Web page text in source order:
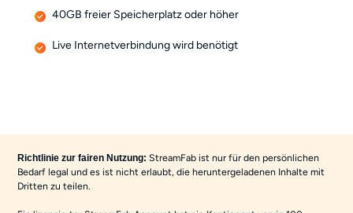
40GB freier Speicherplatz oder höher
Live Internetverbindung wird benötigt
Richtlinie zur fairen Nutzung:StreamFab ist nur für den persönlichen
Bedarf legal und es ist nicht erlaubt, die heruntergeladenen Inhalte mit
Dritten zu teilen.